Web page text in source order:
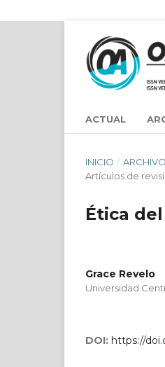
ACTUAL
INICIO /
Artículos de
Ética
Grace Revelo
Universidad
DOI: https://